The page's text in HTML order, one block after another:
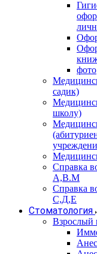
фото
садик)
школу)
Справка
А,В.М
Справка
С,Д,Е
Стоматология
Взрослый